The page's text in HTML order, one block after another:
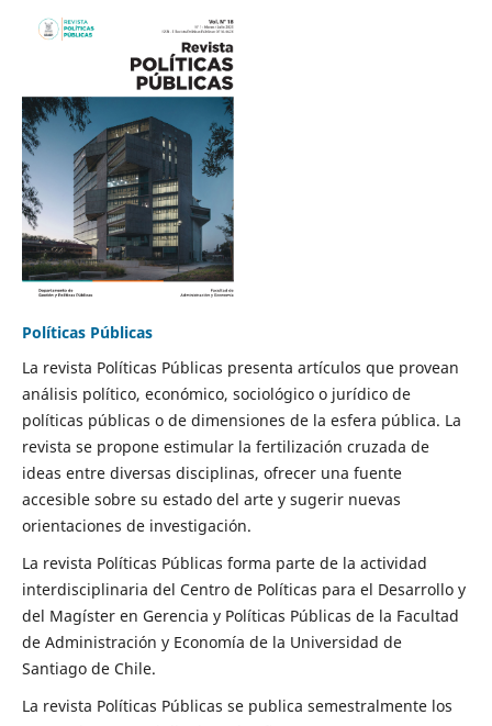
Políticas Públicas
La revista Políticas Públicas presenta artículos que provean
análisis político, económico, sociológico o jurídico de
políticas públicas o de dimensiones de la esfera pública. La
revista se propone estimular la fertilización cruzada de
ideas entre diversas disciplinas, ofrecer una fuente
accesible sobre su estado del arte y sugerir nuevas
orientaciones de investigación.
La revista Políticas Públicas forma parte de la actividad
interdisciplinaria del Centro de Políticas para el Desarrollo y
del Magíster en Gerencia y Políticas Públicas de la Facultad
de Administración y Economía de la Universidad de
Santiago de Chile.
La revista Políticas Públicas se publica semestralmente los